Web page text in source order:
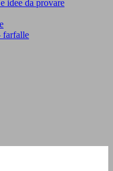
idee da provare
farfalle